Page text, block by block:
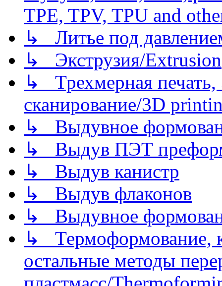
TPE, TPV, TPU and
↳ Литье под
↳ Экструзия/Extrusion
↳ Трехмерная
сканирование/3D
↳ Выдувное
↳ Выдув ПЭТ
↳ Выдув канистр
↳ Выдув флаконов
↳ Выдувное
↳ Термоформование,
остальные методы